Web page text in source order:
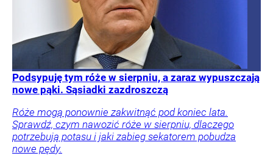
Podsypuję tym róże w sierpniu, a zaraz wypuszczają
nowe pąki. Sąsiadki zazdroszczą
Róże mogą ponownie zakwitnąć pod koniec lata.
Sprawdź, czym nawozić róże w sierpniu, dlaczego
potrzebują potasu i jaki zabieg sekatorem pobudza
nowe pędy.